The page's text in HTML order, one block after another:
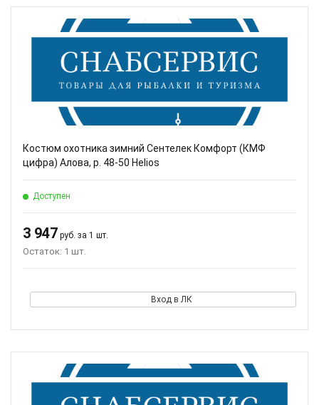
Костюм охотника зимний Сентелек Комфорт (КМФ
цифра) Алова, р. 48-50 Helios
Доступен
3 947 руб. за 1 шт.
Остаток: 1 шт.
Вход в ЛК